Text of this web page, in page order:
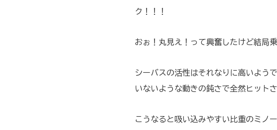
ク！！！
おぉ！丸見え！って興奮したけど結局乗
シーバスの活性はそれなりに高いよう
いないような動きの鈍さで全然ヒットさ
こうなると吸い込みやすい比重のミノ